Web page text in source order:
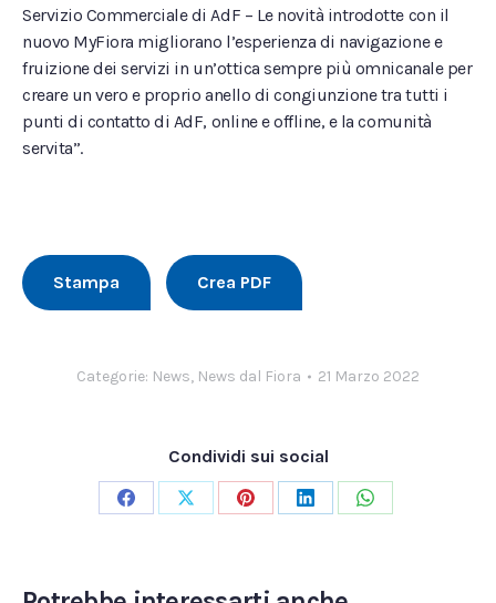
Servizio Commerciale di AdF – Le novità introdotte con il
nuovo MyFiora migliorano l’esperienza di navigazione e
fruizione dei servizi in un’ottica sempre più omnicanale per
creare un vero e proprio anello di congiunzione tra tutti i
punti di contatto di AdF, online e offline, e la comunità
servita”.
Stampa Crea PDF
Categorie: News, News dal Fiora 21 Marzo 2022
Condividi sui social
CondividiCondividiCondividiCondividiCondividi